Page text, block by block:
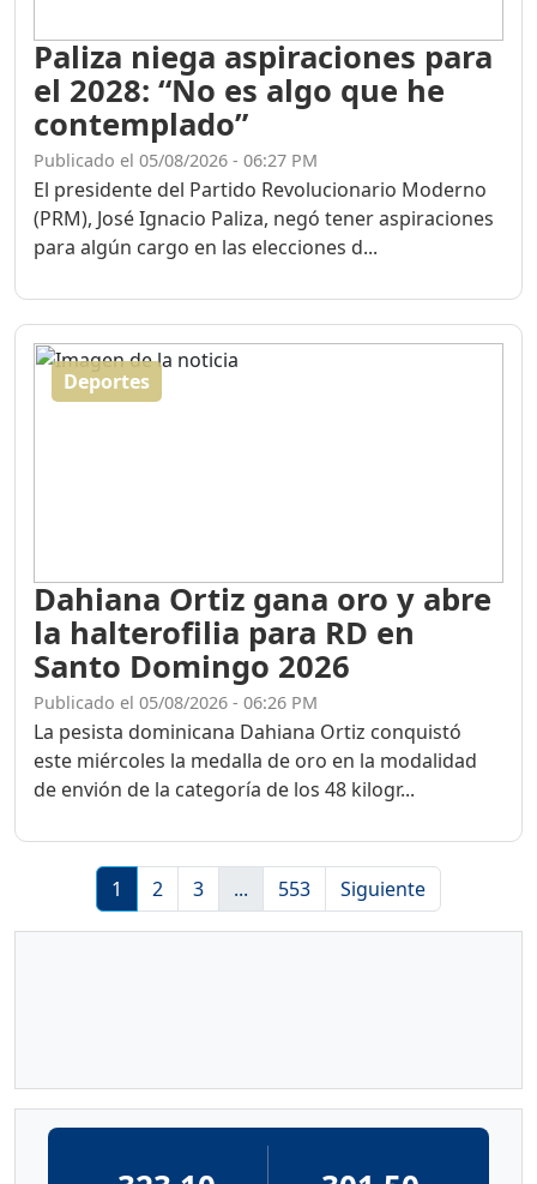
Paliza niega aspiraciones para
el 2028: “No es algo que he
contemplado”
Publicado el 05/08/2026 - 06:27 PM
El presidente del Partido Revolucionario Moderno
(PRM), José Ignacio Paliza, negó tener aspiraciones
para algún cargo en las elecciones d...
Deportes
Dahiana Ortiz gana oro y abre
la halterofilia para RD en
Santo Domingo 2026
Publicado el 05/08/2026 - 06:26 PM
La pesista dominicana Dahiana Ortiz conquistó
este miércoles la medalla de oro en la modalidad
de envión de la categoría de los 48 kilogr...
1 2 3 ... 553 Siguiente